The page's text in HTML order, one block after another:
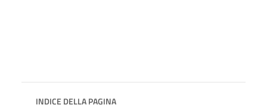
INDICE DELLA PAGINA